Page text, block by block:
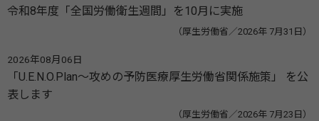
令和8年度「全国労働衛生週間」を10月に実施
（厚生労働省／2026年 7月31日）
2026年08月06日
「U.E.N.O.Plan～攻めの予防医療厚生労働省関係施策」 を公
表します
（厚生労働省／2026年 7月23日）